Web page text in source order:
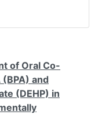
of Oral Co-
and
(DEHP) in